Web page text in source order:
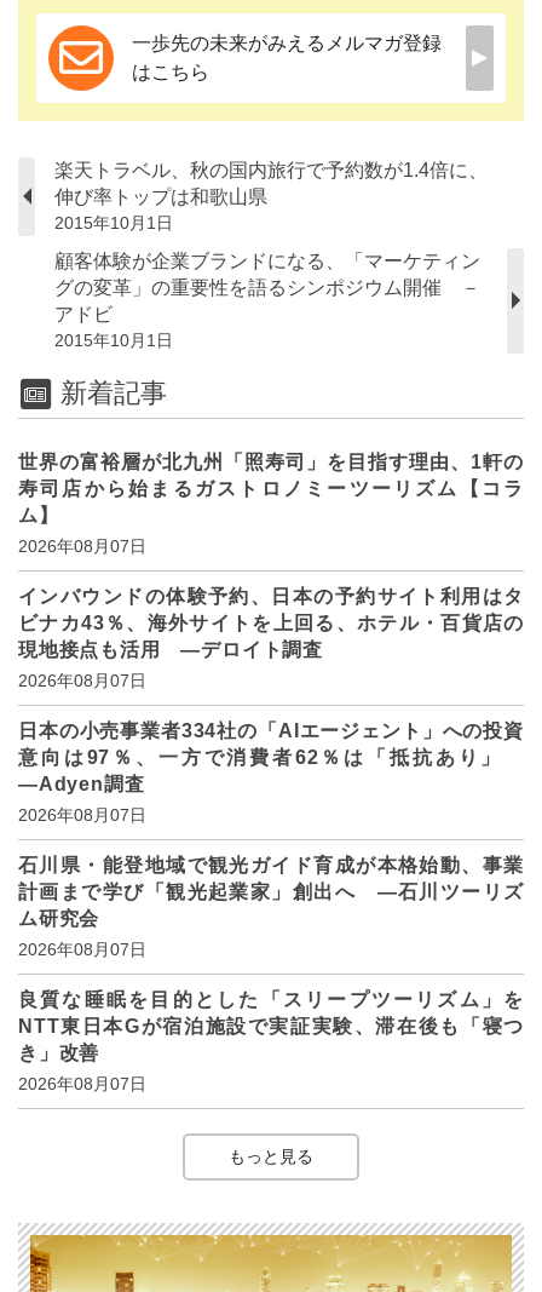
一歩先の未来がみえるメルマガ登録
はこちら
楽天トラベル、秋の国内旅行で予約数が1.4倍に、
伸び率トップは和歌山県
2015年10月1日
顧客体験が企業ブランドになる、「マーケティン
グの変革」の重要性を語るシンポジウム開催 －
アドビ
2015年10月1日
新着記事
世界の富裕層が北九州「照寿司」を目指す理由、1軒の
寿司店から始まるガストロノミーツーリズム【コラ
ム】
2026年08月07日
インバウンドの体験予約、日本の予約サイト利用はタ
ビナカ43％、海外サイトを上回る、ホテル・百貨店の
現地接点も活用 ―デロイト調査
2026年08月07日
日本の小売事業者334社の「AIエージェント」への投資
意向は97％、一方で消費者62％は「抵抗あり」
―Adyen調査
2026年08月07日
石川県・能登地域で観光ガイド育成が本格始動、事業
計画まで学び「観光起業家」創出へ ―石川ツーリズ
ム研究会
2026年08月07日
良質な睡眠を目的とした「スリープツーリズム」を
NTT東日本Gが宿泊施設で実証実験、滞在後も「寝つ
き」改善
2026年08月07日
もっと見る